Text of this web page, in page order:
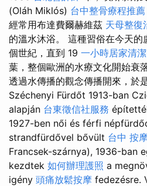
(Oláh Miklós) 台中整骨療程推薦
經常用布達費爾赫維茲 天母整復
的溫水沐浴。 這種習俗在今天
個世紀，直到 19 一小時居家清
葉，整個歐洲的水療文化開始衰
透過水傳播的觀念傳播開來，於
Széchenyi Fürdőt 1913-ban
alapján 台東徵信社服務
1927-ben női és férfi
strandfürdővel bővült 台中 按
Francsek-szárnya), 1936-ban
kezdtek 如何辦理護照 a
igény 頭痛放鬆按摩 fedezésre.